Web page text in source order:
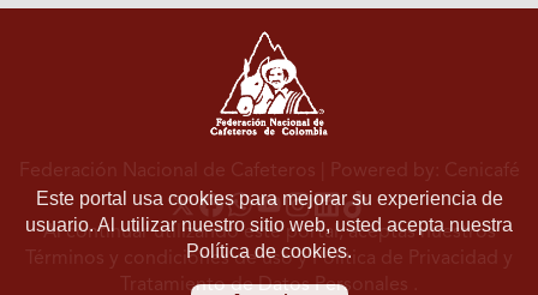
Este portal usa cookies para mejorar su experiencia de
usuario. Al utilizar nuestro sitio web, usted acepta nuestra
Política de cookies.
Federación Nacional de Cafeteros | Powered by: Cenicafé
Al continuar utilizando este portal, aceptas nuestros
Términos y condiciones de usoyPolítica de Privacidad y
Tratamiento de Datos Personales